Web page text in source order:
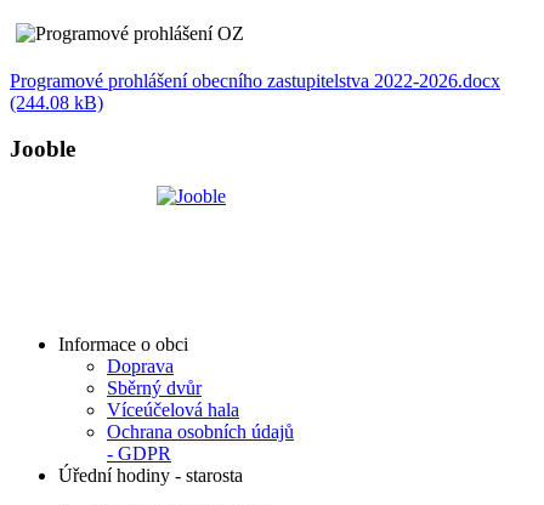
Programové prohlášení obecního zastupitelstva 2022-2026.docx
(244.08 kB)
Jooble
Informace o obci
Doprava
Sběrný dvůr
Víceúčelová hala
Ochrana osobních údajů
- GDPR
Úřední hodiny - starosta